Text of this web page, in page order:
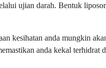
ujian darah. Bentuk
kesihatan anda mungkin
anda kekal